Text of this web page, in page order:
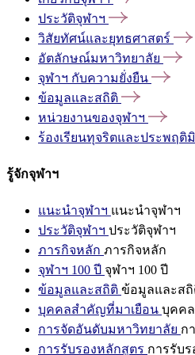
ประวัติจุฬาฯ
วิสัยทัศน์และยุทธศาสตร์
อัตลักษณ์มหาวิทยาลัย
จุฬาฯ กับความยั่งยืน
ข้อมูลและสถิติ
หน่วยงานของจุฬาฯ
ร้องเรียนทุจริตและประพฤติ
รู้จักจุฬาฯ
แนะนำจุฬาฯ แนะนำจุฬาฯ
ประวัติจุฬาฯ ประวัติจุฬาฯ
ภารกิจหลัก ภารกิจหลัก
จุฬาฯ 100 ปี จุฬาฯ 100 ปี
ข้อมูลและสถิติ ข้อมูลและส
บุคคลสำคัญที่มาเยือน บุคค
การจัดอันดับมหาวิทยาลัย ก
การรับรองหลักสูตร การรับ